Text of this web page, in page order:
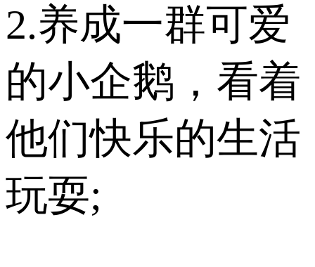
2.养成一群可爱
的小企鹅，看着
他们快乐的生活
玩耍;